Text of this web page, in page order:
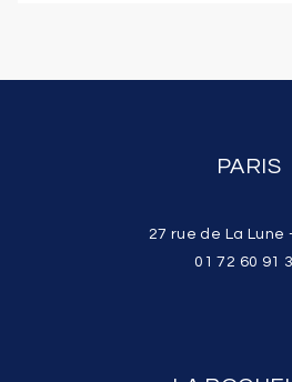
PARIS
27 rue de La Lune
01 72 60 91